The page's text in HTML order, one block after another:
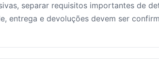
separar requisitos importantes de
entrega e devoluções devem ser